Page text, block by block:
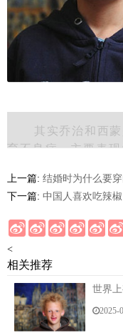
其实乔治和西
育不良症，主要表
角色素沉淀，所以
征。不过这种遗传
上一篇: 结婚时为什么要
下一篇: 中国人喜欢吃辣
<
相关推荐
世界
2025-